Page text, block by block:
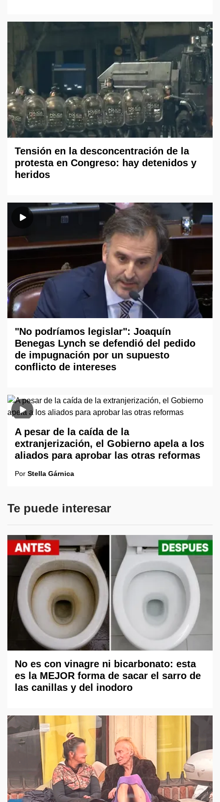
Tensión en la desconcentración de la
protesta en Congreso: hay detenidos y
heridos
"No podríamos legislar": Joaquín
Benegas Lynch se defendió del pedido
de impugnación por un supuesto
conflicto de intereses
A pesar de la caída de la
extranjerización, el Gobierno apela a los
aliados para aprobar las otras reformas
Por Stella Gárnica
Te puede interesar
No es con vinagre ni bicarbonato: esta
es la MEJOR forma de sacar el sarro de
las canillas y del inodoro